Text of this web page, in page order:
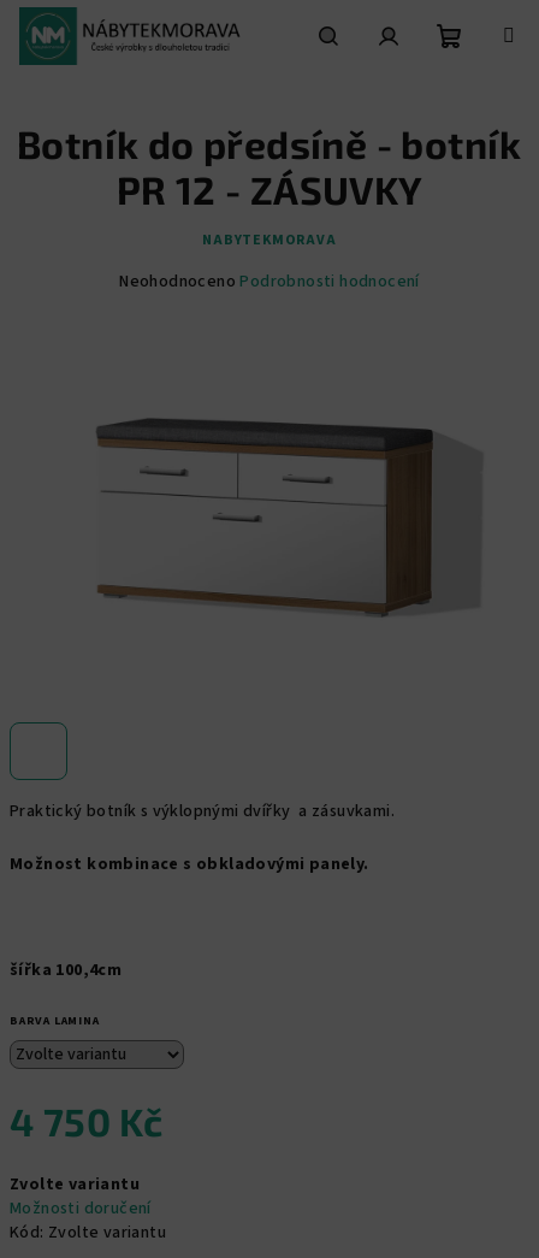
Přejít
obsah
košík
Praktický botník s výklopnými dvířky a zásuvkami.
Možnost kombinace s obkladovými panely.
šířka 100,4cm
BARVA LAMINA
4 750 Kč
cena:
Zvolte variantu
Možnosti doručení
Kód: Zvolte variantu
Botník do předsíně - botník
PR 12 - ZÁSUVKY
NABYTEKMORAVA
Průměrné
5
hvězdiček.
Neohodnoceno Podrobnosti hodnocení